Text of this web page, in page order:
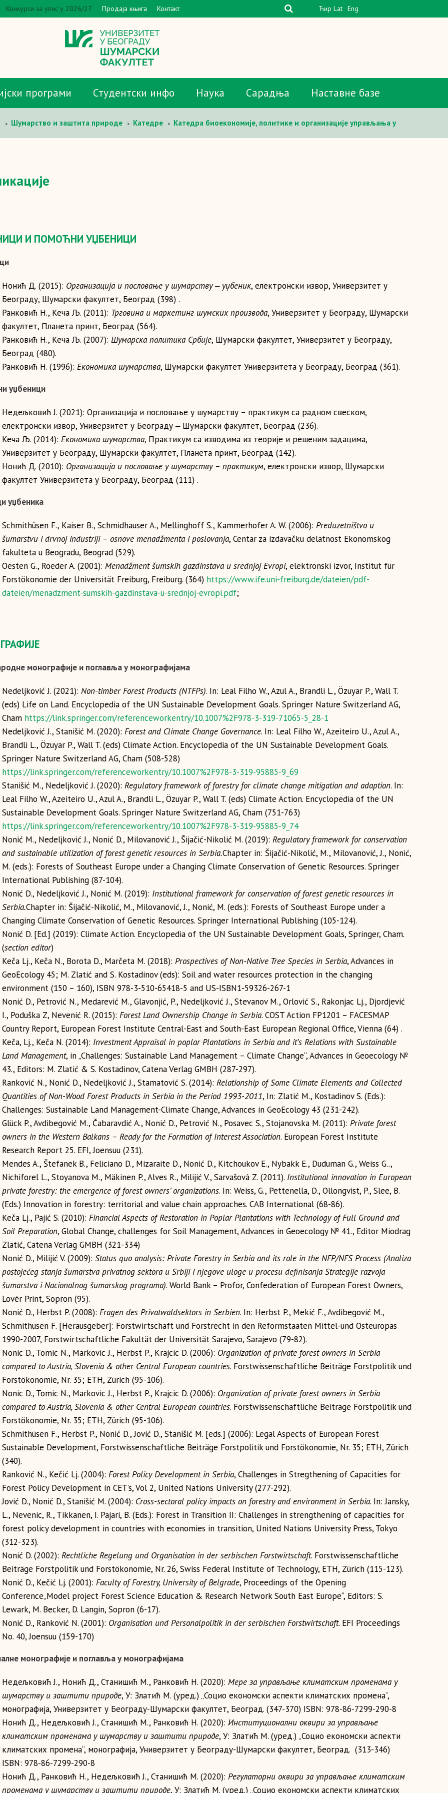
Конкурси за упис у 2026/27 Продаја књига Контакт Ћир Lat Eng
програми Студентски инфо Наука Сарадња Наставне базе
> Шумарство и заштита природе > Катедре > Катедра биоекономије, политике и организације управљања у
И ПОМОЋНИ УЏБЕНИЦИ
Нонић Д. (2015): Организација и пословање у шумарству ‒ уџбеник, електронски извор, Универзитет у
Београду, Шумарски факултет, Београд (398) .
Ранковић Н., Кеча Љ. (2011): Трговина и маркетинг шумских производа, Универзитет у Београду, Шумарски
факултет, Планета принт, Београд (564).
Ранковић Н., Кеча Љ. (2007): Шумарска политика Србије, Шумарски факултет, Универзитет у Београду,
Београд (480).
Ранковић Н. (1996): Економика шумарства, Шумарски факултет Универзитета у Београду, Београд (361).
уџбеници
Нeдeљкoвић J. (2021): Oргaнизaциja и пoслoвaњe у шумaрству – прaктикум сa рaднoм свeскoм,
eлeктрoнски извoр, Унивeрзитeт у Бeoгрaду ‒ Шумaрски фaкултeт, Бeoгрaд (236).
Кеча Љ. (2014): Економика шумарства, Практикум са изводима из теорије и решеним задацима,
Универзитет у Београду, Шумарски факултет, Планета принт, Београд (142).
Нонић Д. (2010): Организација и пословање у шумарству – практикум, електронски извор, Шумарски
факултет Универзитета у Београду, Београд (111) .
уџбеника
Schmithüsen F., Kaiser B., Schmidhauser A., Mellinghoff S., Kammerhofer A. W. (2006): Preduzetništvo u
šumarstvu i drvnoj industriji – osnove menadžmenta i poslovanja, Centar za izdavačku delatnost Ekonomskog
fakulteta u Beogradu, Beograd (529).
Oesten G., Roeder A. (2001): Menadžment šumskih gazdinstava u srednjoj Evropi, elektronski izvor, Institut für
Forstökonomie der Universität Freiburg, Freiburg. (364) https://www.ife.uni-freiburg.de/dateien/pdf-
dateien/menadzment-sumskih-gazdinstava-u-srednjoj-evropi.pdf;
монографије и поглавља у монографијама
Nedeljković J. (2021): Non-timber Forest Products (NTFPs). In: Leal Filho W., Azul A., Brandli L., Özuyar P., Wall T.
(eds) Life on Land. Encyclopedia of the UN Sustainable Development Goals. Springer Nature Switzerland AG,
Cham https://link.springer.com/referenceworkentry/10.1007%2F978-3-319-71065-5_28-1
Nedeljković J., Stanišić M. (2020): Forest and Climate Change Governance. In: Leal Filho W., Azeiteiro U., Azul A.,
Brandli L., Özuyar P., Wall T. (eds) Climate Action. Encyclopedia of the UN Sustainable Development Goals.
Springer Nature Switzerland AG, Cham (508-528)
https://link.springer.com/referenceworkentry/10.1007%2F978-3-319-95885-9_69
Stanišić M., Nedeljković J. (2020): Regulatory framework of forestry for climate change mitigation and adaption. In:
Leal Filho W., Azeiteiro U., Azul A., Brandli L., Özuyar P., Wall T. (eds) Climate Action. Encyclopedia of the UN
Sustainable Development Goals. Springer Nature Switzerland AG, Cham (751-763)
https://link.springer.com/referenceworkentry/10.1007%2F978-3-319-95885-9_74
Nonić M., Nedeljković J., Nonić D., Milovanović J., Šijačić-Nikolić M. (2019): Regulatory framework for conservation
and sustainable utilization of forest genetic resources in Serbia.Chapter in: Šijačić-Nikolić, M., Milovanović, J., Nonić,
M. (eds.): Forests of Southeast Europe under a Changing Climate Conservation of Genetic Resources. Springer
International Publishing (87-104).
Nonić D., Nedeljković J., Nonić M. (2019): Institutional framework for conservation of forest genetic resources in
Serbia.Chapter in: Šijačić-Nikolić, M., Milovanović, J., Nonić, M. (eds.): Forests of Southeast Europe under a
Changing Climate Conservation of Genetic Resources. Springer International Publishing (105-124).
Nonić D. [Ed.] (2019): Climate Action. Encyclopedia of the UN Sustainable Development Goals, Springer, Cham.
(section editor)
Keča Lj., Keča N., Borota D., Marčeta M. (2018): Prospectives of Non-Native Tree Species in Serbia, Advances in
GeoEcology 45; M. Zlatić and S. Kostadinov (eds): Soil and water resources protection in the changing
environment (150 – 160), ISBN 978-3-510-65418-5 and US-ISBN1-59326-267-1
Nonić D., Petrović N., Medarević M., Glavonjić, P., Nedeljković J., Stevanov M., Orlović S., Rakonjac Lj., Djordjević
I., Poduška Z, Nevenić R. (2015): Forest Land Ownership Change in Serbia. COST Action FP1201 – FACESMAP
Country Report, European Forest Institute Central-East and South-East European Regional Office, Vienna (64) .
Keča, Lj., Keča N. (2014): Investment Appraisal in poplar Plantations in Serbia and it’s Relations with Sustainable
Land Management, in „Challenges: Sustainable Land Management – Climate Change“, Advances in Geoecology №
43., Editors: M. Zlatić & S. Kostadinov, Catena Verlag GMBH (287-297).
Ranković N., Nonić D., Nedeljković J., Stamatović S. (2014): Relationship of Some Climate Elements and Collected
Quantities of Non-Wood Forest Products in Serbia in the Period 1993-2011, In: Zlatić M., Kostadinov S. (Eds.):
Challenges: Sustainable Land Management-Climate Change, Advances in GeoEcology 43 (231-242).
Glück P., Avdibegović M., Čabaravdić A., Nonić D., Petrović N., Posavec S., Stojanovska M. (2011): Private forest
owners in the Western Balkans – Ready for the Formation of Interest Association. European Forest Institute
Research Report 25. EFI, Joensuu (231).
Mendes A., Štefanek B., Feliciano D., Mizaraite D., Nonić D., Kitchoukov E., Nybakk E., Duduman G., Weiss G..,
Nichiforel L., Stoyanova M., Mäkinen P., Alves R., Milijić V., Sarvašová Z. (2011). Institutional innovation in European
private forestry: the emergence of forest owners’ organizations. In: Weiss, G., Pettenella, D., Ollongvist, P., Slee, B.
(Eds.) Innovation in forestry: territorial and value chain approaches. CAB International (68-86).
Keča Lj., Pajić S. (2010): Financial Aspects of Restoration in Poplar Plantations with Technology of Full Ground and
Soil Preparation, Global Change, challenges for Soil Management, Advances in Geoecology № 41., Editor Miodrag
Zlatić, Catena Verlag GMBH (321-334)
Nonić D., Milijić V. (2009): Status quo analysis: Private Forestry in Serbia and its role in the NFP/NFS Process (Analiza
postojećeg stanja šumarstva privatnog sektora u Srbiji i njegove uloge u procesu definisanja Strategije razvoja
šumarstva i Nacionalnog šumarskog programa). World Bank – Profor, Confederation of European Forest Owners,
Lovér Print, Sopron (95).
Nonić D., Herbst P. (2008): Fragen des Privatwaldsektors in Serbien. In: Herbst P., Mekić F., Avdibegović M.,
Schmithüsen F. [Herausgeber]: Forstwirtschaft und Forstrecht in den Reformstaaten Mittel-und Osteuropas
1990-2007, Forstwirtschaftliche Fakultät der Universität Sarajevo, Sarajevo (79-82).
Nonic D., Tomic N., Markovic J., Herbst P., Krajcic D. (2006): Organization of private forest owners in Serbia
compared to Austria, Slovenia & other Central European countries. Forstwissenschaftliche Beiträge Forstpolitik und
Forstökonomie, Nr. 35; ETH, Zürich (95-106).
Nonic D., Tomic N., Markovic J., Herbst P., Krajcic D. (2006): Organization of private forest owners in Serbia
compared to Austria, Slovenia & other Central European countries. Forstwissenschaftliche Beiträge Forstpolitik und
Forstökonomie, Nr. 35; ETH, Zürich (95-106).
Schmithüsen F., Herbst P., Nonić D., Jović D., Stanišić M. [eds.] (2006): Legal Aspects of European Forest
Sustainable Development, Forstwissenschaftliche Beiträge Forstpolitik und Forstökonomie, Nr. 35; ETH, Zürich
(340).
Ranković N., Kečić Lj. (2004): Forest Policy Development in Serbia, Challenges in Stregthening of Capacities for
Forest Policy Development in CET’s, Vol 2, United Nations University (277-292).
Jović D., Nonić D., Stanišić M. (2004): Cross-sectoral policy impacts on forestry and environment in Serbia. In: Jansky,
L., Nevenic, R., Tikkanen, I. Pajari, B. (Eds.): Forest in Transition II: Challenges in strengthening of capacities for
forest policy development in countries with economies in transition, United Nations University Press, Tokyo
(312-323).
Nonić D. (2002): Rechtliche Regelung und Organisation in der serbischen Forstwirtschaft. Forstwissenschaftliche
Beiträge Forstpolitik und Forstökonomie, Nr. 26, Swiss Federal Institute of Technology, ETH, Zürich (115-123).
Nonić D., Kečić Lj. (2001): Faculty of Forestry, University of Belgrade, Proceedings of the Opening
Conference„Model project Forest Science Education & Research Network South East Europe“, Editors: S.
Lewark, M. Becker, D. Langin, Sopron (6-17).
Nonić D., Ranković N. (2001): Organisation und Personalpolitik in der serbischen Forstwirtschaft. EFI Proceedings
No. 40, Joensuu (159-170)
монографије и поглавља у монографијама
Недељковић Ј., Нонић Д., Станишић М., Ранковић Н. (2020): Мере за управљање климатским променама у
шумарству и заштити природе, У: Златић М. (уред.) „Социо економски аспекти климатских промена“,
монографија, Универзитет у Београду-Шумарски факултет, Београд. (347-370) ISBN: 978-86-7299-290-8
Нонић Д., Недељковић Ј., Станишић М., Ранковић Н. (2020): Институционални оквири за управљање
климатским променама у шумарству и заштити природе, У: Златић М. (уред.) „Социо економски аспекти
климатских промена“, монографија, Универзитет у Београду-Шумарски факултет, Београд. (313-346)
ISBN: 978-86-7299-290-8
Нонић Д., Ранковић Н., Недељковић Ј., Станишић М. (2020): Регулаторни оквири за управљање климатским
променама у шумарству и заштити природе, У: Златић М. (уред.) „Социо економски аспекти климатских